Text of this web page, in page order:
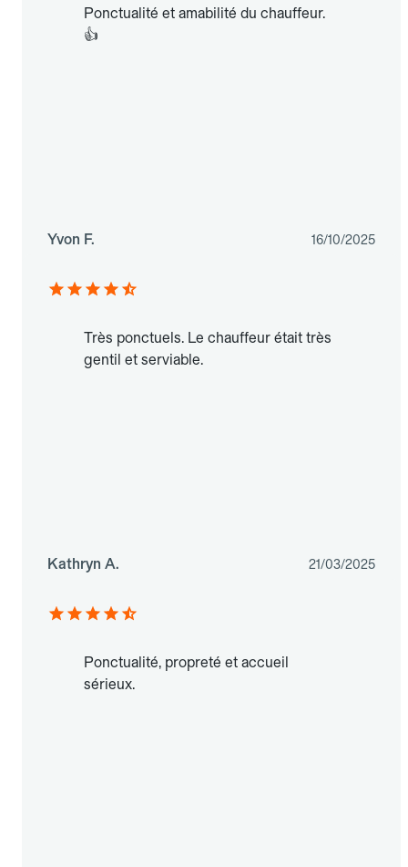
Ponctualité et amabilité du chauffeur.
👍
Yvon F. 16/10/2025
Très ponctuels. Le chauffeur était très
gentil et serviable.
Kathryn A. 21/03/2025
Ponctualité, propreté et accueil
sérieux.